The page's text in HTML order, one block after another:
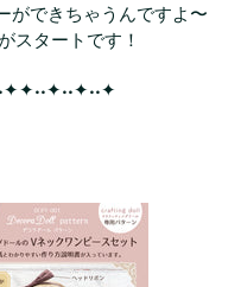
ができちゃうんですよ〜
スタートです！